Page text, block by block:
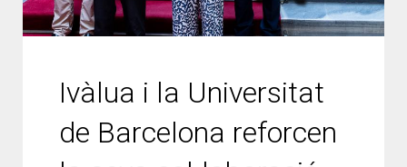
Ivàlua i la Universitat
de Barcelona reforcen